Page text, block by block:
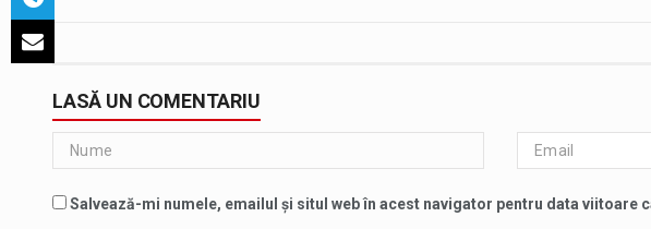
LASĂ UN COMENTARIU
Salvează-mi numele, emailul și situl web în acest navigator pentru data viitoare